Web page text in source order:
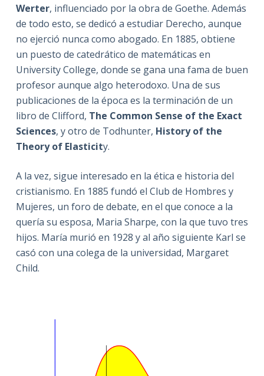
Werter, influenciado por la obra de Goethe. Además
de todo esto, se dedicó a estudiar Derecho, aunque
no ejerció nunca como abogado. En 1885, obtiene
un puesto de catedrático de matemáticas en
University College, donde se gana una fama de buen
profesor aunque algo heterodoxo. Una de sus
publicaciones de la época es la terminación de un
libro de Clifford, The Common Sense of the Exact
Sciences, y otro de Todhunter, History of the
Theory of Elasticity.
A la vez, sigue interesado en la ética e historia del
cristianismo. En 1885 fundó el Club de Hombres y
Mujeres, un foro de debate, en el que conoce a la
quería su esposa, Maria Sharpe, con la que tuvo tres
hijos. María murió en 1928 y al año siguiente Karl se
casó con una colega de la universidad, Margaret
Child.